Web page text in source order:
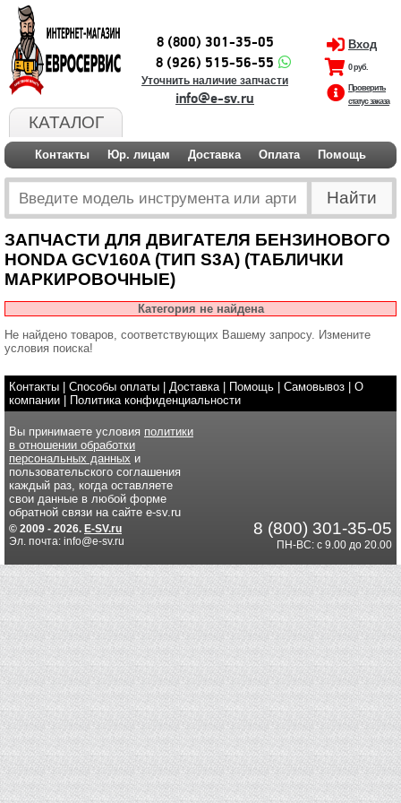
КАТАЛОГ
8 (800) 301-35-05
8 (926) 515-56-55
Уточнить наличие запчасти
info@e-sv.ru
Вход
0 руб.
Проверить
статус заказа
Контакты Юр. лицам Доставка Оплата Помощь
ЗАПЧАСТИ ДЛЯ ДВИГАТЕЛЯ БЕНЗИНОВОГО
HONDA GCV160A (ТИП S3A) (ТАБЛИЧКИ
МАРКИРОВОЧНЫЕ)
Категория не найдена
Не найдено товаров, соответствующих Вашему запросу. Измените
условия поиска!
Контакты Способы оплаты Доставка| Помощь Самовывоз
О
компании
Политика конфиденциальности
Вы принимаете условия политики
в отношении обработки
персональных данных и
пользовательского соглашения
каждый раз, когда оставляете
свои данные в любой форме
обратной связи на сайте e-sv.ru
© 2009 - 2026. E-SV.ru
Эл. почта: info@e-sv.ru
8 (800) 301-35-05
ПН-ВС: с 9.00 до 20.00